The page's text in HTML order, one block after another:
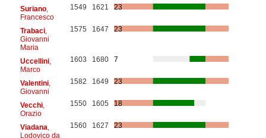
Suriano,
Francesco
1549 1621 23
Trabaci,
Giovanni
Maria
1575 1647 23
Uccellini,
Marco
1603 1680 7
Valentini,
Giovanni
1582 1649 23
Vecchi,
Orazio
1550 1605 18
Viadana
Lodovico da
1560 1627 23